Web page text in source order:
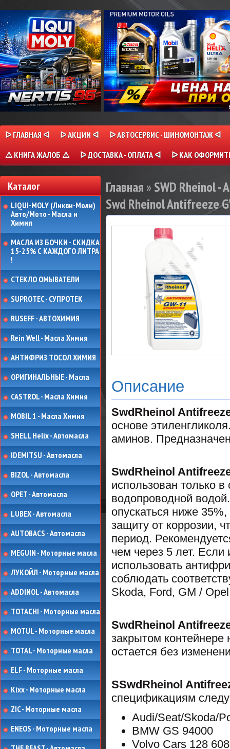
ᐅ ГЛАВНАЯ ᐊ ᐅ АКЦИИ ᐊ
ᐅ АВТОСЕРВИС - ШИНОМОНТАЖ ᐊ
⚠ КНИГА ЖАЛОБ ⚠
ᐅ ДОСТАВКА - ОПЛАТА ᐊ ᐅ КАК
Каталог
LIQUI-MOLY (Ликви-Моли)
Авто/Мото - Масла и
Химия
МАСЛА ИЗ БОЧКИ - СКИДКА
15-25% С КАЖДОГО ЛИТРА
!
СТЕКЛО ОМЫВАТЕЛИ
SUPROTEC - СУПРОТЕК
RUSEFF - АВТОХИМИЯ
Rein Well - Масла Химия
АНТИФРИЗ ТОСОЛ ХИМИЯ
ОРИГИНАЛЬНЫЕ - Масла
CASTROL - Масла Химия
MOBIL 1 - Масла Химия
SHELL Helix - Автомасла
IDEMITSU - Автомасла
BIZOL - Автомасла
OPET - Автомасла
LUBEX - Автомасла
AUTOBACS - Автомасла
MEGUIN - Моторные масла
ЛУКОЙЛ - Моторные масла
ADDINOL - Автомасла
TOTACHI - Моторные масла
MOTUL - Моторные масла
TOTAL - Моторные масла
ELF - Моторные масла
Kixx - Моторные масла
ZIC - Моторные масла
ENEOS - Моторные масла
Главная » SWD Rheinol -
Swd Rheinol Antifreeze
Описание
SwdRheinol
основе
аминов.
SwdRheinol
использован только
водопроводной
опускаться ниже
защиту от коррозии,
период.
чем через 5 лет. Если
использовать
соблюдать
Skoda, Ford, GM /
SwdRheinol
закрытом контейнере
остается без
SSwdRheinol
спецификациям
Audi/Seat/Skoda/
BMW GS 94000
Volvo Cars 128